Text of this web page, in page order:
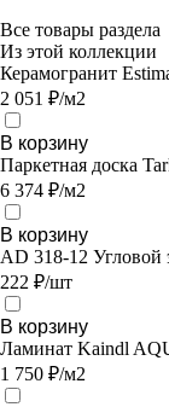
Все товары раздела
Из этой коллекции
Керамогранит
2 051 ₽/м2
В корзину
Паркетная доска
6 374 ₽/м2
В корзину
AD 318-12 Угловой
222 ₽/шт
В корзину
Ламинат Kaindl
1 750 ₽/м2